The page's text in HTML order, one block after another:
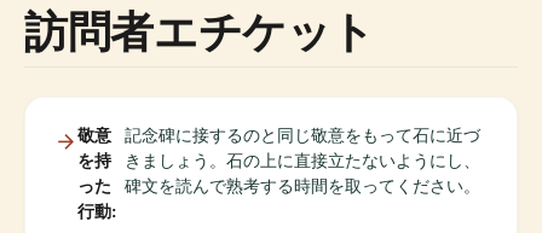
訪問者エチケット
敬意
を持
った
行動:
記念碑に接するのと同じ敬意をもって石に近づ
きましょう。石の上に直接立たないようにし、
碑文を読んで熟考する時間を取ってください。